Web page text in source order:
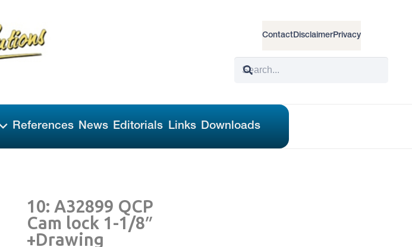
ContactDisclaimerPrivacy
References News Editorials Links Downloads
10: A32899 QCP
Cam lock 1-1/8″
+Drawing